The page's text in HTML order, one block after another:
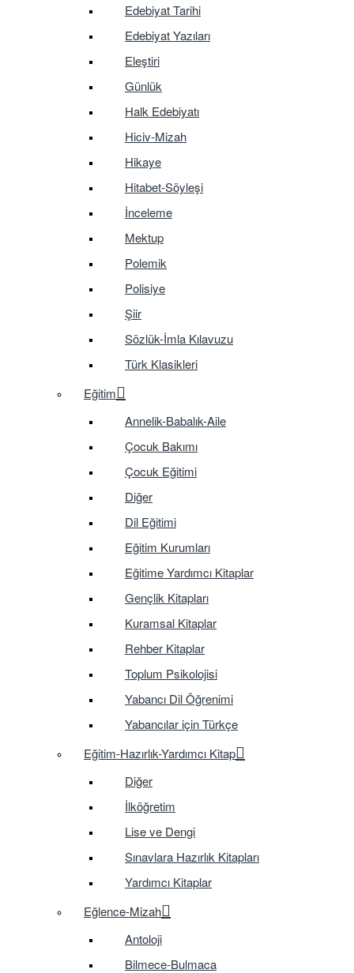
Edebiyat Tarihi
Edebiyat Yazıları
Eleştiri
Günlük
Halk Edebiyatı
Hiciv-Mizah
Hikaye
Hitabet-Söyleşi
İnceleme
Mektup
Polemik
Polisiye
Şiir
Sözlük-İmla Kılavuzu
Türk Klasikleri
Eğitim
Annelik-Babalık-Aile
Çocuk Bakımı
Çocuk Eğitimi
Diğer
Dil Eğitimi
Eğitim Kurumları
Eğitime Yardımcı Kitaplar
Gençlik Kitapları
Kuramsal Kitaplar
Rehber Kitaplar
Toplum Psikolojisi
Yabancı Dil Öğrenimi
Yabancılar için Türkçe
Eğitim-Hazırlık-Yardımcı Kitap
Diğer
İlköğretim
Lise ve Dengi
Sınavlara Hazırlık Kitapları
Yardımcı Kitaplar
Eğlence-Mizah
Antoloji
Bilmece-Bulmaca